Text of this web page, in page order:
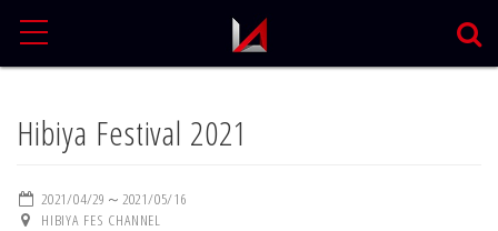
MENU
Hibiya Festival 2021
2021/04/29～2021/05/16
HIBIYA FES CHANNEL